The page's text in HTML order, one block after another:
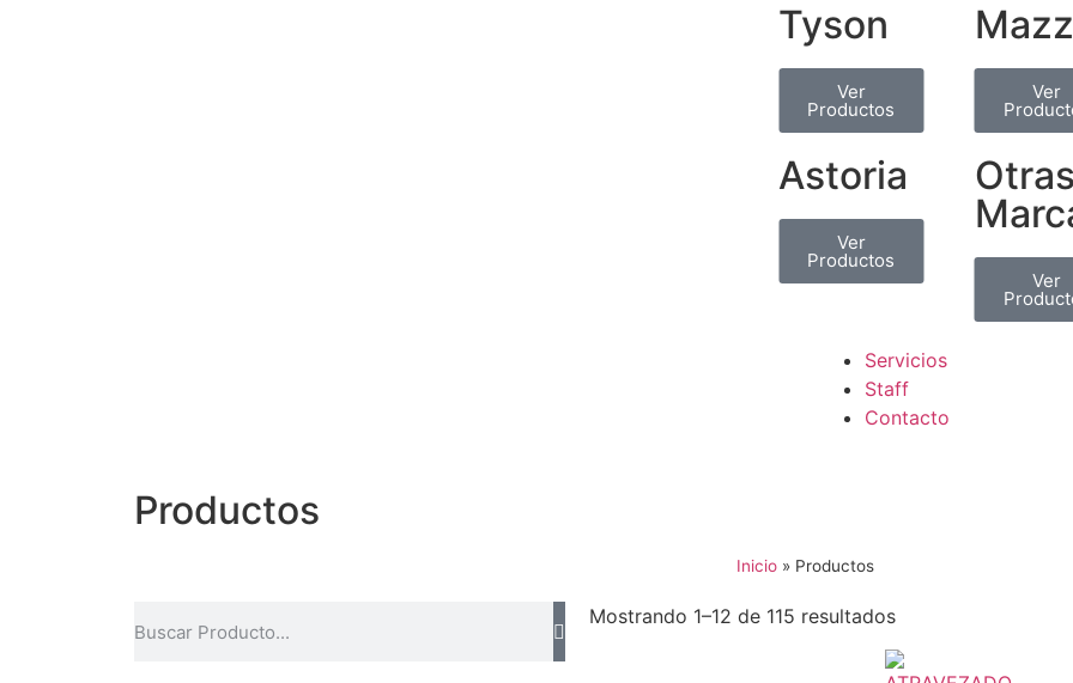
Tyson
Ver
Productos
Astoria
Ver
Productos
Ver
Otras
Ver
Servicios
Staff
Contacto
Productos
Inicio» Productos
Mostrando 1–12 de 115 resultados